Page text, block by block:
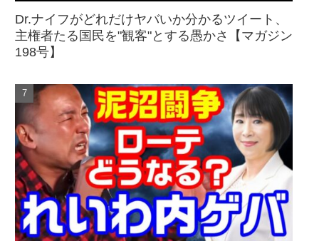
Dr.ナイフがどれだけヤバいか分かるツイート、
主権者たる国民を"観客"とする愚かさ【マガジン
198号】